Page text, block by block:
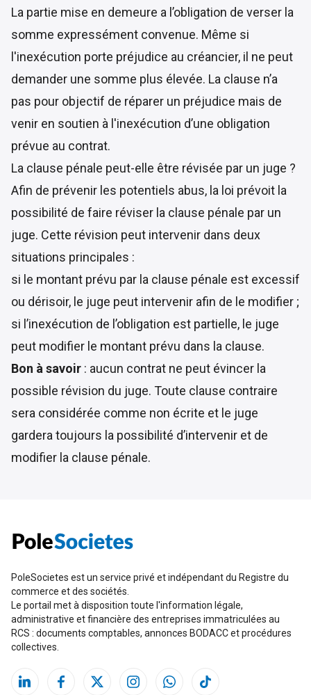
La partie mise en demeure a l’obligation de verser la
somme expressément convenue. Même si
l'inexécution porte préjudice au créancier, il ne peut
demander une somme plus élevée. La clause n’a
pas pour objectif de réparer un préjudice mais de
venir en soutien à l'inexécution d’une obligation
prévue au contrat.
La clause pénale peut-elle être révisée par un juge ?
Afin de prévenir les potentiels abus, la loi prévoit la
possibilité de faire réviser la clause pénale par un
juge. Cette révision peut intervenir dans deux
situations principales :
si le montant prévu par la clause pénale est excessif
ou dérisoir, le juge peut intervenir afin de le modifier ;
si l’inexécution de l’obligation est partielle, le juge
peut modifier le montant prévu dans la clause.
Bon à savoir : aucun contrat ne peut évincer la
possible révision du juge. Toute clause contraire
sera considérée comme non écrite et le juge
gardera toujours la possibilité d’intervenir et de
modifier la clause pénale.
PoleSocietes est un service privé et indépendant du Registre du
commerce et des sociétés.
Le portail met à disposition toute l'information légale,
administrative et financière des entreprises immatriculées au
RCS : documents comptables, annonces BODACC et procédures
collectives.